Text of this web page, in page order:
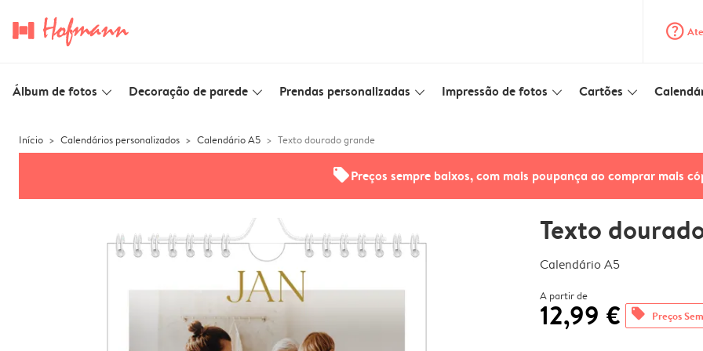
question_mark_circle
Álbum de fotos slim_arrow_down Decoração de parede slim_arrow_down Prendas personalizadas slim_arrow_down Impressão de fotos slim_arrow_down Cartões slim_arrow_down
Início Calendários personalizados Calendário A5 Texto dourado grande
offersPreços sempre baixos, com mais poupança ao comprar mais
Texto
Calendário A5
A partir de
12,99 € offers Preços